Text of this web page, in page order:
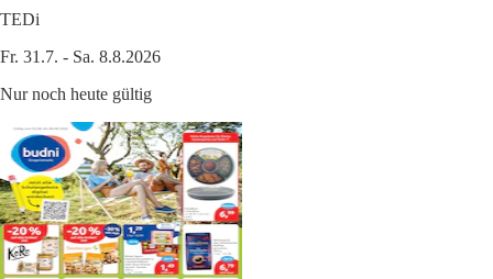
TEDi
Fr. 31.7. - Sa. 8.8.2026
Nur noch heute gültig